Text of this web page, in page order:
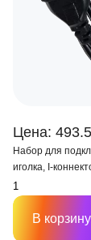
Цена:
Набор для
иголка, I-
67 1,5 м.
В корзину